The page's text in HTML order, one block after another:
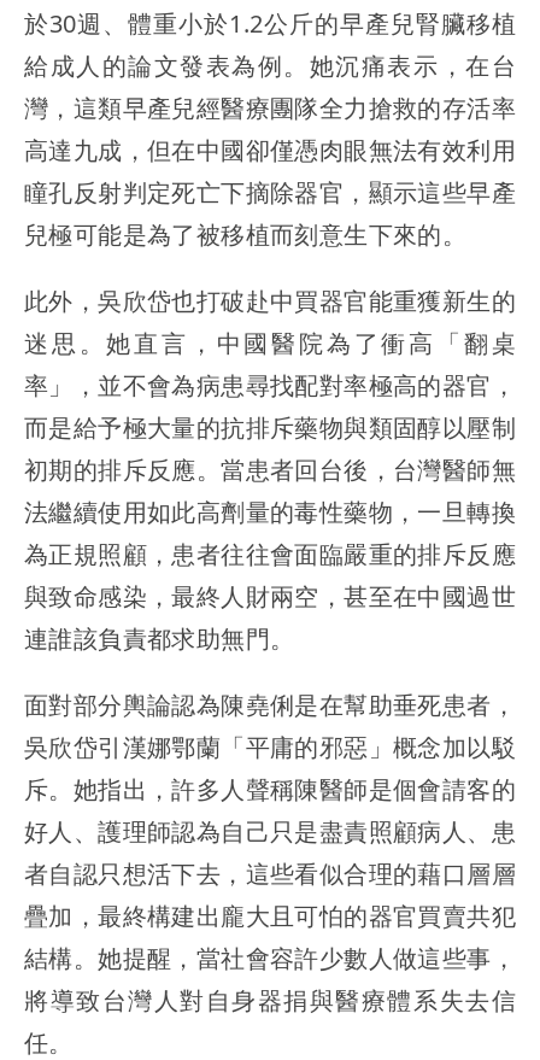
於30週、體重小於1.2公斤的早產兒腎臟移植
給成人的論文發表為例。她沉痛表示，在台
灣，這類早產兒經醫療團隊全力搶救的存活率
高達九成，但在中國卻僅憑肉眼無法有效利用
瞳孔反射判定死亡下摘除器官，顯示這些早產
兒極可能是為了被移植而刻意生下來的。
此外，吳欣岱也打破赴中買器官能重獲新生的
迷思。她直言，中國醫院為了衝高「翻桌
率」，並不會為病患尋找配對率極高的器官，
而是給予極大量的抗排斥藥物與類固醇以壓制
初期的排斥反應。當患者回台後，台灣醫師無
法繼續使用如此高劑量的毒性藥物，一旦轉換
為正規照顧，患者往往會面臨嚴重的排斥反應
與致命感染，最終人財兩空，甚至在中國過世
連誰該負責都求助無門。
面對部分輿論認為陳堯俐是在幫助垂死患者，
吳欣岱引漢娜鄂蘭「平庸的邪惡」概念加以駁
斥。她指出，許多人聲稱陳醫師是個會請客的
好人、護理師認為自己只是盡責照顧病人、患
者自認只想活下去，這些看似合理的藉口層層
疊加，最終構建出龐大且可怕的器官買賣共犯
結構。她提醒，當社會容許少數人做這些事，
將導致台灣人對自身器捐與醫療體系失去信
任。